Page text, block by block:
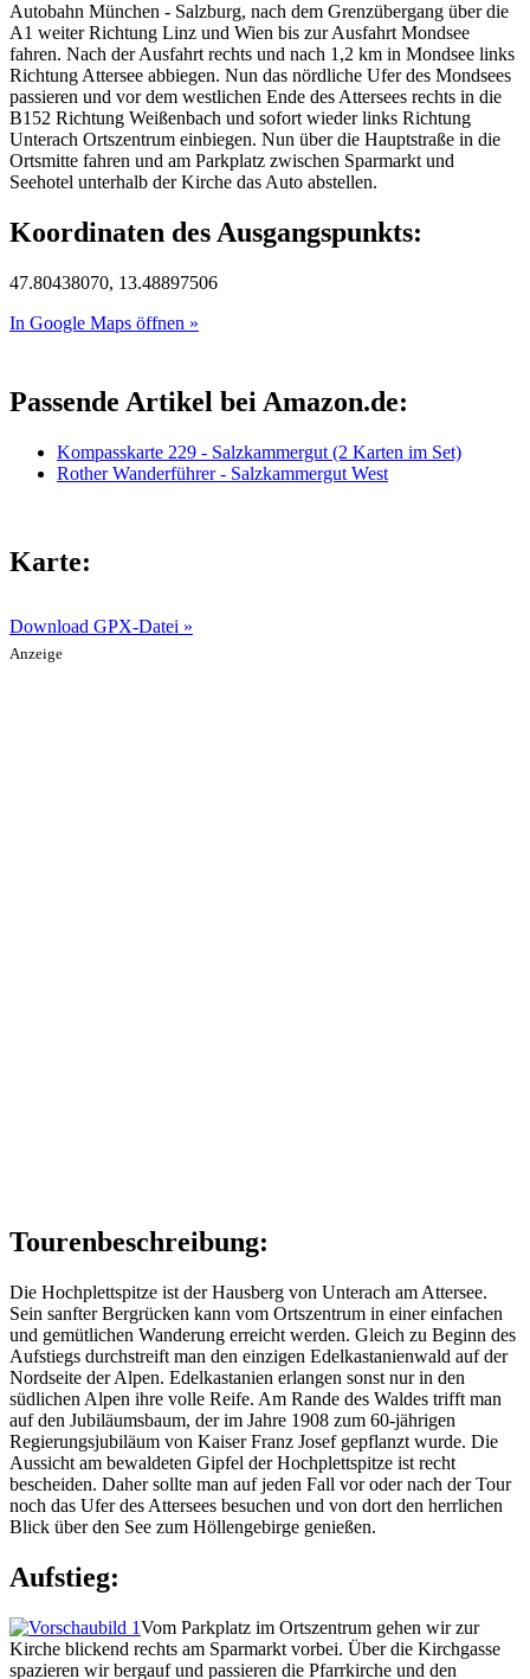
Autobahn München - Salzburg, nach dem Grenzübergang über die
A1 weiter Richtung Linz und Wien bis zur Ausfahrt Mondsee
fahren. Nach der Ausfahrt rechts und nach 1,2 km in Mondsee links
Richtung Attersee abbiegen. Nun das nördliche Ufer des Mondsees
passieren und vor dem westlichen Ende des Attersees rechts in die
B152 Richtung Weißenbach und sofort wieder links Richtung
Unterach Ortszentrum einbiegen. Nun über die Hauptstraße in die
Ortsmitte fahren und am Parkplatz zwischen Sparmarkt und
Seehotel unterhalb der Kirche das Auto abstellen.
Koordinaten des Ausgangspunkts:
47.80438070, 13.48897506
In Google Maps öffnen »
Passende Artikel bei Amazon.de:
Kompasskarte 229 - Salzkammergut (2 Karten im Set)
Rother Wanderführer - Salzkammergut West
Karte:
Download GPX-Datei »
Anzeige
Tourenbeschreibung:
Die Hochplettspitze ist der Hausberg von Unterach am Attersee.
Sein sanfter Bergrücken kann vom Ortszentrum in einer einfachen
und gemütlichen Wanderung erreicht werden. Gleich zu Beginn des
Aufstiegs durchstreift man den einzigen Edelkastanienwald auf der
Nordseite der Alpen. Edelkastanien erlangen sonst nur in den
südlichen Alpen ihre volle Reife. Am Rande des Waldes trifft man
auf den Jubiläumsbaum, der im Jahre 1908 zum 60-jährigen
Regierungsjubiläum von Kaiser Franz Josef gepflanzt wurde. Die
Aussicht am bewaldeten Gipfel der Hochplettspitze ist recht
bescheiden. Daher sollte man auf jeden Fall vor oder nach der Tour
noch das Ufer des Attersees besuchen und von dort den herrlichen
Blick über den See zum Höllengebirge genießen.
Aufstieg:
Vom Parkplatz im Ortszentrum gehen wir zur
Kirche blickend rechts am Sparmarkt vorbei. Über die Kirchgasse
spazieren wir bergauf und passieren die Pfarrkirche und den